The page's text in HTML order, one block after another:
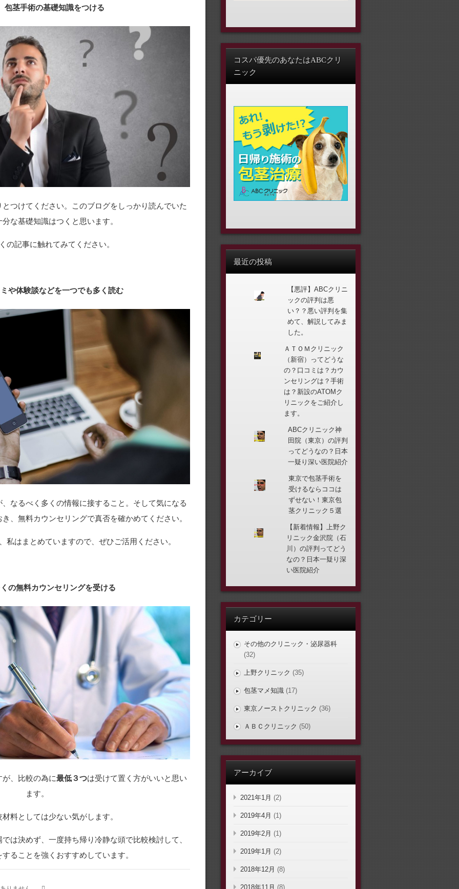
茎手術の基礎知識をつける
つけてください。このブログをしっかり読んでいた
な基礎知識はつくと思います。
の記事に触れてみてください。
や体験談などを一つでも多く読む
なるべく多くの情報に接すること。そして気になる
、無料カウンセリングで真否を確かめてください。
私はまとめていますので、ぜひご活用ください。
の無料カウンセリングを受ける
、比較の為に最低３つは受けて置く方がいいと思い
ます。
料としては少ない気がします。
は決めず、一度持ち帰り冷静な頭で比較検討して、
ることを強くおすすめしています。
コスパ優先のあなたはABCクリ
ニック
最近の投稿
【悪評】ABCクリニ
ックの評判は悪
い？？悪い評判を集
めて、解説してみま
した。
ＡＴＯＭクリニック
（新宿）ってどうな
の？口コミは？カウ
ンセリングは？手術
は？新設のATOMク
リニックをご紹介し
ます。
ABCクリニック神
田院（東京）の評判
ってどうなの？日本
一疑り深い医院紹介
東京で包茎手術を
受けるならココは
ずせない！東京包
茎クリニック５選
【新着情報】上野ク
リニック金沢院（石
川）の評判ってどう
なの？日本一疑り深
い医院紹介
カテゴリー
その他のクリニック・泌尿器科
(32)
上野クリニック (35)
包茎マメ知識(17)
東京ノーストクリニック (36)
ＡＢＣクリニック (50)
アーカイブ
2021年1月 (2)
2019年4月 (1)
2019年2月 (1)
2019年1月 (2)
2018年12月 (8)
2018年11月 (8)